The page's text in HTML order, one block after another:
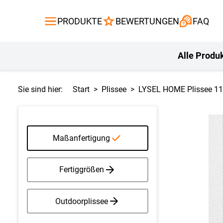
PRODUKTE BEWERTUNGEN FAQ
Alle
Gardinen
Sie sind hier: Start Plissee LYSEL HOME Plissee
Maßanfertigung
Fertiggrößen
Outdoorplissee